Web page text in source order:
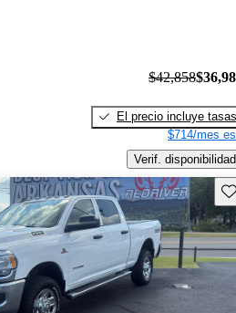
$42,858
El precio incluye tasas
$714/mes
Verif. disponibilidad